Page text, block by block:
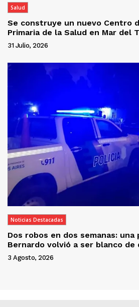
Salud
Se construye un nuevo Centro
Primaria de la Salud en Mar del
31 Julio, 2026
Noticias Destacadas
Dos robos en dos semanas: una
Bernardo volvió a ser blanco de
3 Agosto, 2026